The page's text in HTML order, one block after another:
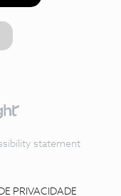
statement
PRIVACIDADE